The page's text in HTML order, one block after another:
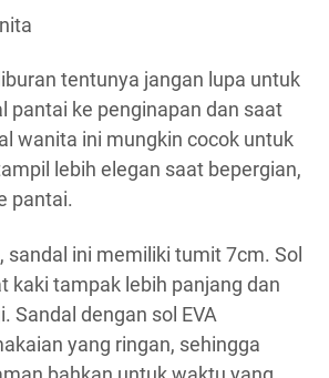
tentunya jangan lupa untuk
pantai ke penginapan dan saat
wanita ini mungkin cocok untuk
lebih elegan saat bepergian,
pantai.
sandal ini memiliki tumit 7cm. Sol
kaki tampak lebih panjang dan
Sandal dengan sol EVA
yang ringan, sehingga